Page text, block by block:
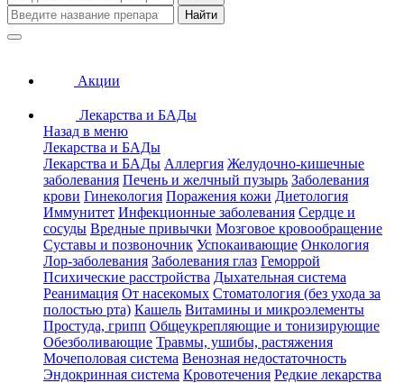
Найти
Акции
Лекарства и БАДы
Назад в меню
Лекарства и БАДы
Лекарства и БАДы Аллергия Желудочно-кишечные
заболевания Печень и желчный пузырь Заболевания
крови Гинекология Поражения кожи Диетология
Иммунитет Инфекционные заболевания Сердце и
сосуды Вредные привычки Мозговое кровообращение
Суставы и позвоночник Успокаивающие Онкология
Лор-заболевания Заболевания глаз Геморрой
Психические расстройства Дыхательная система
Реанимация От насекомых Стоматология (без ухода за
полостью рта) Кашель Витамины и микроэлементы
Простуда, грипп Общеукрепляющие и тонизирующие
Обезболивающие Травмы, ушибы, растяжения
Мочеполовая система Венозная недостаточность
Эндокринная система Кровотечения Редкие лекарства